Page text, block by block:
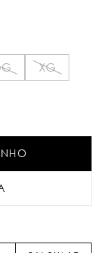
XG